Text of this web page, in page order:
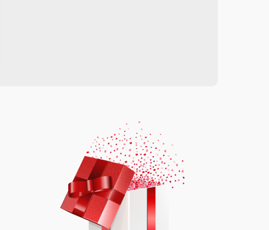
от 1500.00 ₽Выбрать